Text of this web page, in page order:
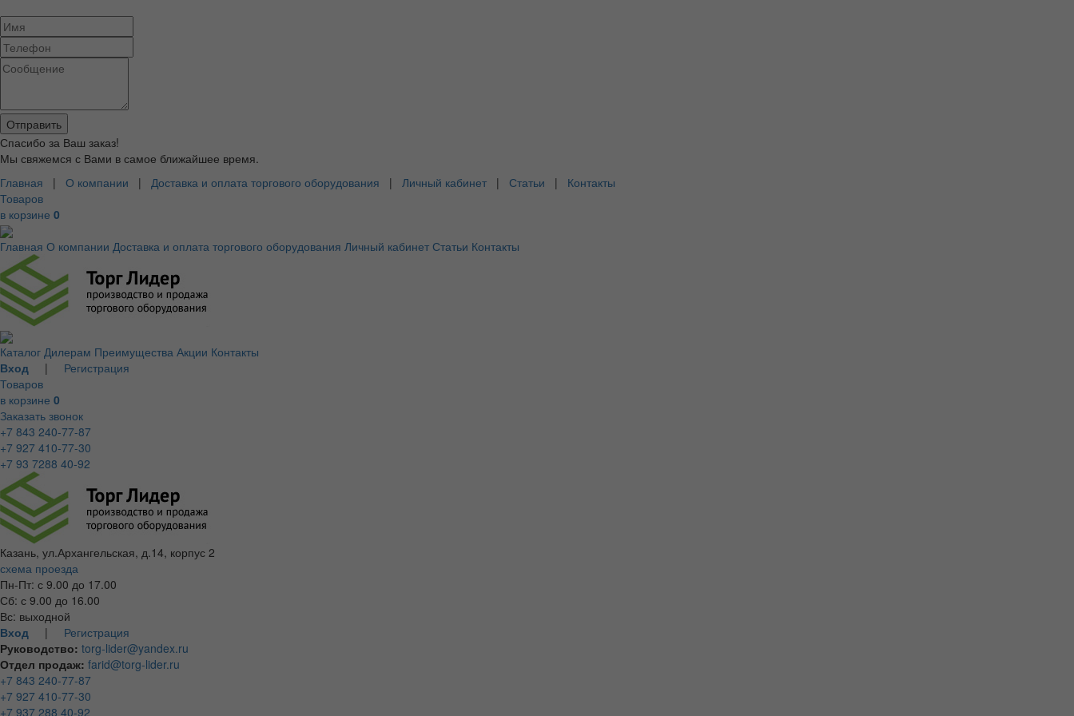
Спасибо за Ваш заказ!
Мы свяжемся с Вами в самое ближайшее время.
Главная | О компании | Доставка и оплата торгового оборудования | Личный кабинет | Статьи | Контакты
Товаров
в корзине 0
Главная О компании Доставка и оплата торгового оборудования Личный кабинет Статьи Контакты
Каталог Дилерам Преимущества Акции Контакты
Вход | Регистрация
Товаров
в корзине 0
Заказать звонок
+7 843 240-77-87
+7 927 410-77-30
+7 93 7288 40-92
Казань, ул.Архангельская, д.14, корпус 2
схема проезда
Пн-Пт: с 9.00 до 17.00
Сб: с 9.00 до 16.00
Вс: выходной
Вход | Регистрация
Руководство: torg-lider@yandex.ru
Отдел продаж: farid@torg-lider.ru
+7 843 240-77-87
+7 927 410-77-30
+7 937 288 40-92